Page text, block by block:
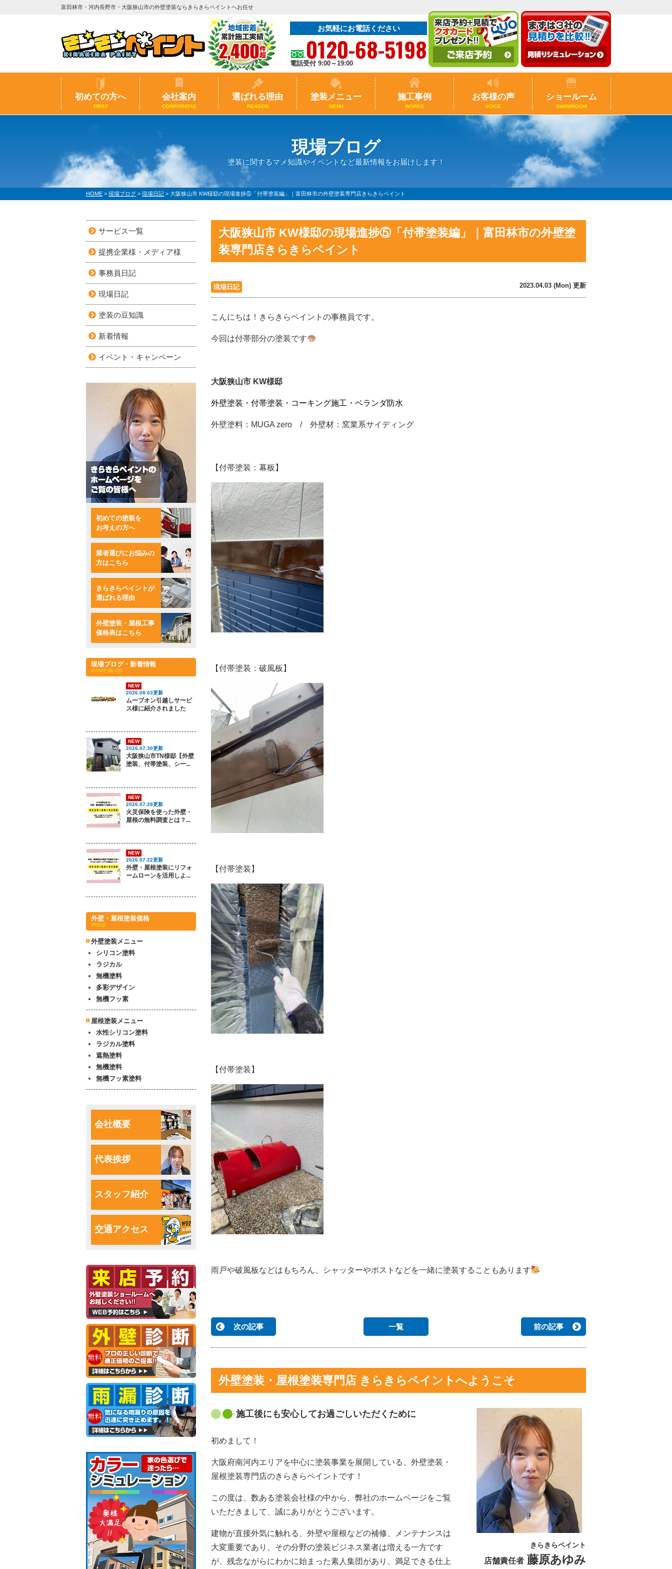
富田林市・河内長野市・大阪狭山市の外壁塗装ならきらきらペイントへお任せ
お気軽にお電話ください
0120-68-5198
電話受付 9:00～19:00
初めての方へ
FIRST
会社案内
CORPORATAE
選ばれる理由
REASON
塗装メニュー
MENU
施工事例
WORKS
お客様の声
VOICE
ショールーム
SHOWROOM
現場ブログ
塗装に関するマメ知識やイベントなど最新情報をお届けします！
HOME > 現場ブログ > 現場日記 > 大阪狭山市 KW様邸の現場進捗⑤「付帯塗装編」｜富田林市の外壁塗装専門店きらきらペイント
大阪狭山市 KW様邸の現場進捗⑤「付帯塗装編」｜富田林市の外壁塗
装専門店きらきらペイント
現場日記 2023.04.03 (Mon) 更新
こんにちは！きらきらペイントの事務員です。
今回は付帯部分の塗装です
大阪狭山市 KW様邸
外壁塗装・付帯塗装・コーキング施工・ベランダ防水
外壁塗料：MUGA zero / 外壁材：窯業系サイディング
【付帯塗装：幕板】
【付帯塗装：破風板】
【付帯塗装】
【付帯塗装】
雨戸や破風板などはもちろん、シャッターやポストなどを一緒に塗装することもあります
次の記事 一覧 前の記事
外壁塗装・屋根塗装専門店 きらきらペイントへようこそ
きらきらペイント
店舗責任者 藤原あゆみ
施工後にも安心してお過ごしいただくために
初めまして！
大阪府南河内エリアを中心に塗装事業を展開している、外壁塗装・
屋根塗装専門店のきらきらペイントです！
この度は、数ある塗装会社様の中から、弊社のホームページをご覧
いただきまして、誠にありがとうございます。
建物が直接外気に触れる、外壁や屋根などの補修、メンテナンスは
大変重要であり、その分野の塗装ビジネス業者は増える一方です
が、残念ながらにわかに始まった素人集団があり、満足できる仕上
サービス一覧
提携企業様・メディア様
事務員日記
現場日記
塗装の豆知識
新着情報
イベント・キャンペーン
初めての塗装を
お考えの方へ
業者選びにお悩みの
方はこちら
きらきらペイントが
選ばれる理由
外壁塗装・屋根工事
価格表はこちら
現場ブログ・新着情報
STAFF BLOG
NEW
2026.08.03更新
ムーブオン引越しサービ
ス様に紹介されました
NEW
2026.07.30更新
大阪狭山市TN様邸【外壁
塗装、付帯塗装、シー...
NEW
2026.07.28更新
火災保険を使った外壁・
屋根の無料調査とは？...
NEW
2026.07.22更新
外壁・屋根塗装にリフォ
ームローンを活用しよ...
外壁・屋根塗装価格
PRICE
外壁塗装メニュー
シリコン塗料
ラジカル
無機塗料
多彩デザイン
無機フッ素
屋根塗装メニュー
水性シリコン塗料
ラジカル塗料
遮熱塗料
無機塗料
無機フッ素塗料
会社概要
代表挨拶
スタッフ紹介
交通アクセス